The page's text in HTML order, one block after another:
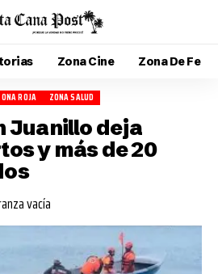
Zona Cine Zona De Fe
ROJA ZONA SALUD
Juanillo deja
y más de 20
vacía